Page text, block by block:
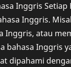
Inggris
Inggris.
Inggris, atau
bahasa Inggris
dipahami